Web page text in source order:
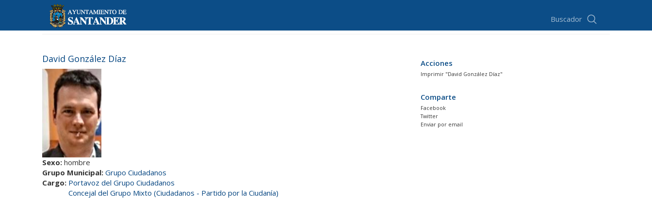
Buscador
David González Díaz
Sexo: hombre
Grupo Municipal: Grupo Ciudadanos
Cargo: Portavoz del Grupo Ciudadanos
Concejal del Grupo Mixto (Ciudadanos - Partido por la Ciudanía)
Acciones
Imprimir "David González Díaz"
Comparte
Facebook
Twitter
Enviar por email